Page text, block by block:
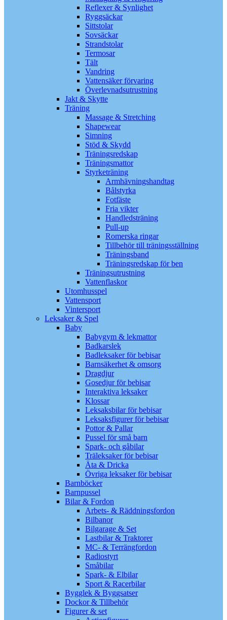
Reflexer & Synlighet
Ryggsäckar
Sittstolar
Sovsäckar
Strandstolar
Termosar
Tält
Vandring
Vattensäker förvaring
Överlevnadsutrustning
Jakt & Skytte
Träning
Massage & Stretching
Shapewear
Simning
Stöd & Skydd
Träningsredskap
Träningsmattor
Styrketräning
Armhävningshandtag
Bålstyrka
Fotfäste
Fria vikter
Handledsträning
Pull-up
Romerska ringar
Tillbehör till träningsställning
Träningsband
Träningsredskap för ben
Träningsutrustning
Vattenflaskor
Utomhusspel
Vattensport
Vintersport
Leksaker & Spel
Baby
Babygym & lekmattor
Badkarslek
Badleksaker för bebisar
Barnsäkerhet & omsorg
Dragdjur
Gosedjur för bebisar
Interaktiva leksaker
Klossar
Leksaksbilar för bebisar
Leksaksfigurer för bebisar
Pottor & Pallar
Pussel för små barn
Spark- och gåbilar
Träleksaker för bebisar
Äta & Dricka
Övriga leksaker för bebisar
Barnböcker
Barnpussel
Bilar & Fordon
Arbets- & Räddningsfordon
Bilbanor
Bilgarage & Set
Lastbilar & Traktorer
MC- & Terrängfordon
Radiostyrt
Småbilar
Spark- & Elbilar
Sport & Racerbilar
Bygglek & Byggsatser
Dockor & Tillbehör
Figurer & set